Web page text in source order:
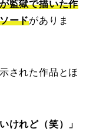
監獄で描いた作
ードがありま
された作品とほ
けれど（笑）」